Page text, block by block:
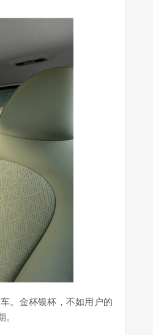
。金杯银杯，不如用户的